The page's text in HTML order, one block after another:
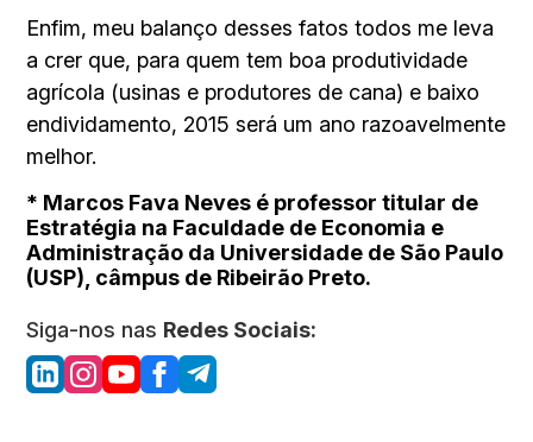
Enfim, meu balanço desses fatos todos me leva
a crer que, para quem tem boa produtividade
agrícola (usinas e produtores de cana) e baixo
endividamento, 2015 será um ano razoavelmente
melhor.
* Marcos Fava Neves é professor titular de
Estratégia na Faculdade de Economia e
Administração da Universidade de São Paulo
(USP), câmpus de Ribeirão Preto.
Siga-nos nas Redes Sociais: